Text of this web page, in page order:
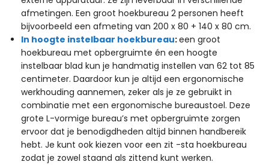
afmetingen. Een groot hoekbureau 2 personen heeft
bijvoorbeeld een afmeting van 200 x 80 + 140 x 80 cm.
In hoogte instelbaar hoekbureau:een groot
hoekbureau met opbergruimte én een hoogte
instelbaar blad kun je handmatig instellen van 62 tot 85
centimeter. Daardoor kun je altijd een ergonomische
werkhouding aannemen, zeker als je ze gebruikt in
combinatie met een ergonomische bureaustoel. Deze
grote L-vormige bureau’s met opbergruimte zorgen
ervoor dat je benodigdheden altijd binnen handbereik
hebt. Je kunt ook kiezen voor een zit -sta hoekbureau
zodat je zowel staand als zittend kunt werken.